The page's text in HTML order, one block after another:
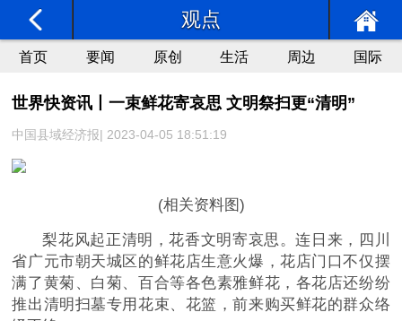
观点
首页 要闻 原创 生活 周边 国际
世界快资讯丨一束鲜花寄哀思 文明祭扫更“清明”
中国县域经济报| 2023-04-05 18:51:19
(相关资料图)
梨花风起正清明，花香文明寄哀思。连日来，四川
省广元市朝天城区的鲜花店生意火爆，花店门口不仅摆
满了黄菊、白菊、百合等各色素雅鲜花，各花店还纷纷
推出清明扫墓专用花束、花篮，前来购买鲜花的群众络